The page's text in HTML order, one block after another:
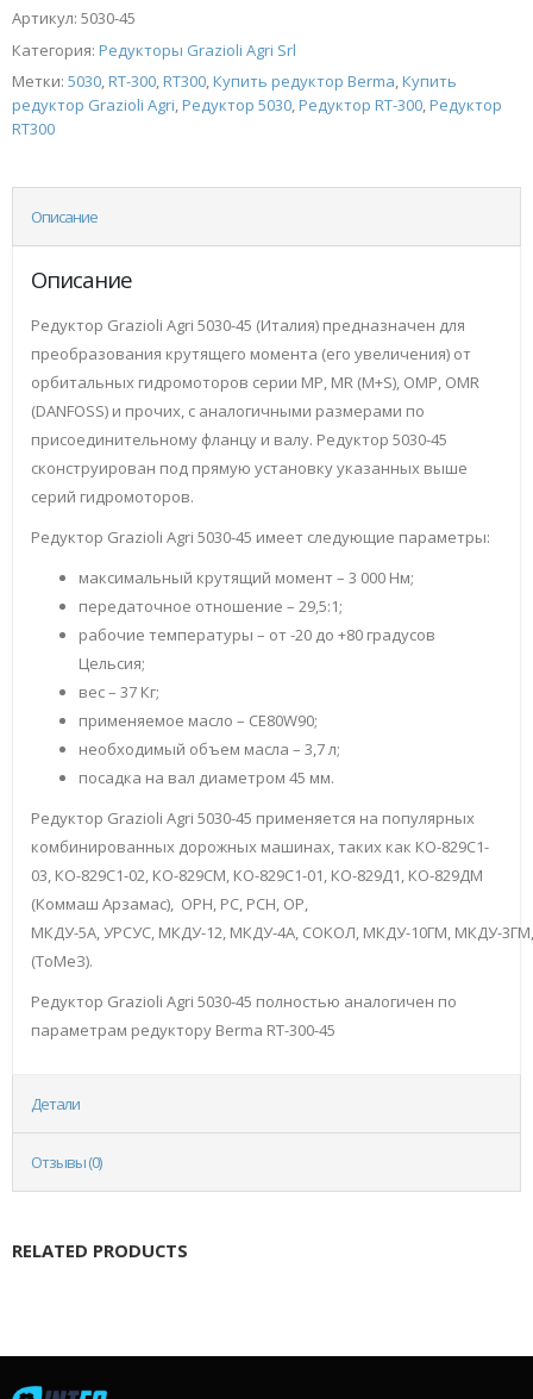
Артикул: 5030-45
Категория: Редукторы Grazioli Agri Srl
Метки: 5030,RT-300,RT300,Купить редуктор Berma,Купить
редуктор Grazioli Agri,Редуктор 5030,Редуктор RT-300,Редуктор
RT300
Описание
Описание
Редуктор Grazioli Agri 5030-45 (Италия) предназначен для
преобразования крутящего момента (его увеличения) от
орбитальных гидромоторов серии MP, MR (M+S), OMP, OMR
(DANFOSS) и прочих, с аналогичными размерами по
присоединительному фланцу и валу. Редуктор 5030-45
сконструирован под прямую установку указанных выше
серий гидромоторов.
Редуктор Grazioli Agri 5030-45 имеет следующие параметры:
максимальный крутящий момент – 3 000 Нм;
передаточное отношение – 29,5:1;
рабочие температуры – от -20 до +80 градусов
Цельсия;
вес – 37 Кг;
применяемое масло – CE80W90;
необходимый объем масла – 3,7 л;
посадка на вал диаметром 45 мм.
Редуктор Grazioli Agri 5030-45 применяется на популярных
комбинированных дорожных машинах, таких как КО-829С1-
03, КО-829С1-02, КО-829СМ, КО-829С1-01, КО-829Д1, КО-829ДМ
(Коммаш Арзамас), ОРН, РС, РСН, ОР,
МКДУ-5А, УРСУС, МКДУ-12, МКДУ-4А, СОКОЛ, МКДУ-10ГМ, МКДУ-
(ТоМеЗ).
Редуктор Grazioli Agri 5030-45 полностью аналогичен по
параметрам редуктору Berma RT-300-45
Детали
Отзывы (0)
RELATED PRODUCTS